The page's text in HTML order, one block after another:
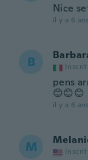
Nice
il y a 6 ans
B Inscrit
pens
😊😊😊
il y a 6 ans
M Inscrit